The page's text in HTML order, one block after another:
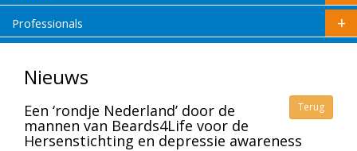
Professionals
Nieuws
Terug
Een ‘rondje Nederland’ door de
mannen van Beards4Life voor de
Hersenstichting en depressie awareness